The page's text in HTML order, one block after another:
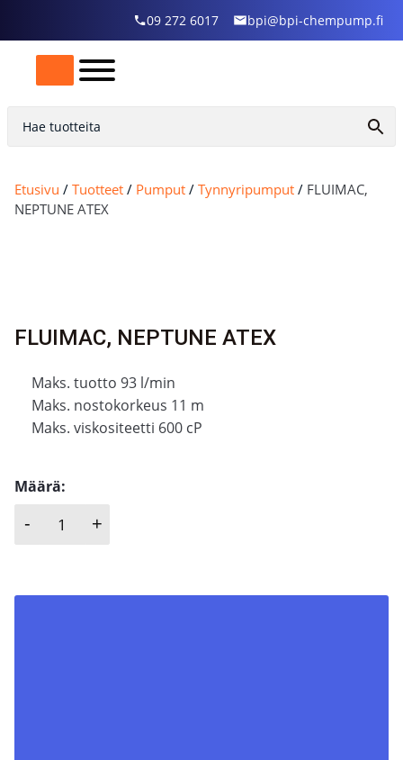
09 272 6017 bpi@bpi-chempump.fi
Etusivu / Tuotteet / Pumput / Tynnyripumput / FLUIMAC,
NEPTUNE ATEX
FLUIMAC, NEPTUNE ATEX
Maks. tuotto 93 l/min
Maks. nostokorkeus 11 m
Maks. viskositeetti 600 cP
Määrä:
FLUIMAC, NEPTUNE ATEX määrä
- +